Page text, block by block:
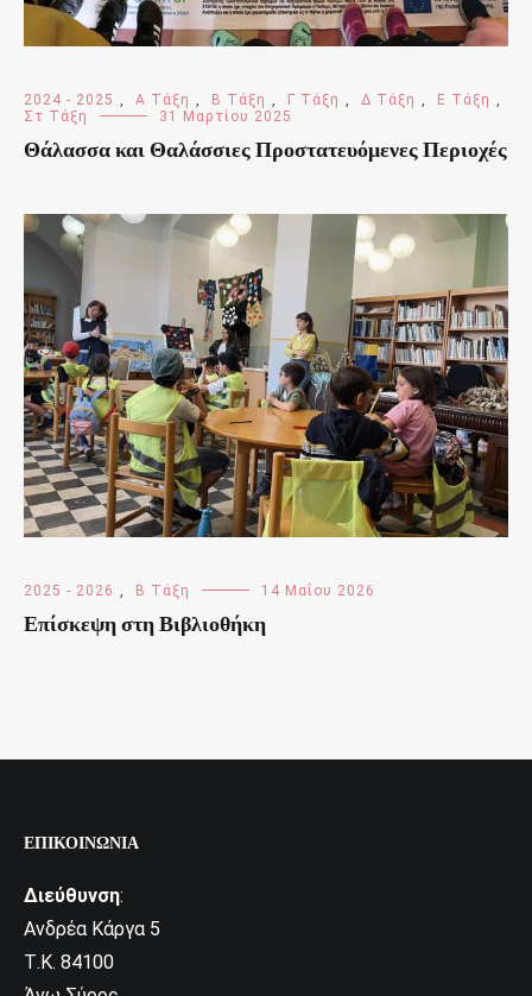
2024 - 2025 , Α Τάξη , Β Τάξη , Γ Τάξη , Δ Τάξη , Ε Τάξη ,
Στ Τάξη
31 Μαρτίου 2025
Θάλασσα και Θαλάσσιες Προστατευόμενες Περιοχές
2025 - 2026 , Β Τάξη 14 Μαΐου 2026
Επίσκεψη στη Βιβλιοθήκη
ΕΠΙΚΟΙΝΩΝΊΑ
Διεύθυνση:
Ανδρέα Κάργα 5
Τ.Κ. 84100